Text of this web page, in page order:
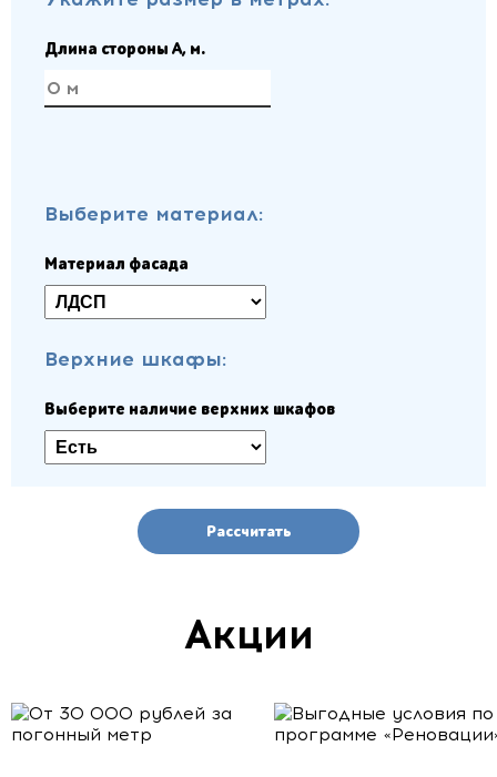
Длина стороны A, м.
Выберите материал:
Материал фасада
Верхние шкафы:
Выберите наличие верхних шкафов
Рассчитать
Акции